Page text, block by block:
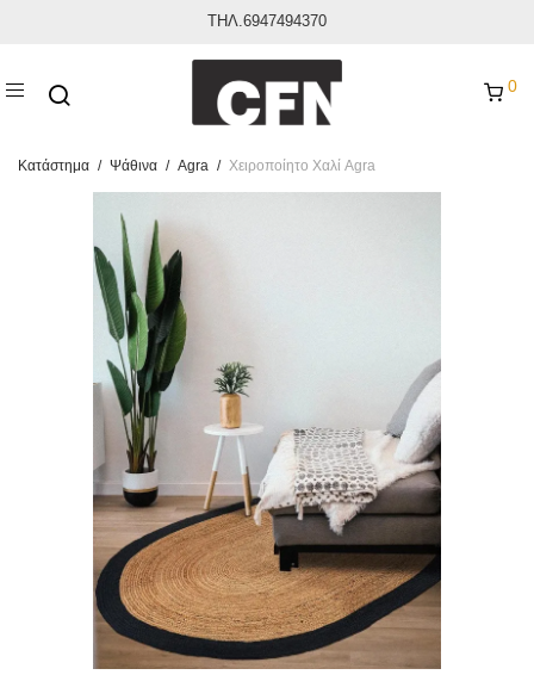
ΤΗΛ.6947494370
0
Κατάστημα / Ψάθινα / Agra / Χειροποίητο Χαλί Agra